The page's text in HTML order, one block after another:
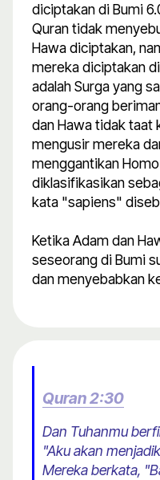
diciptakan di Bumi
Quran tidak
Hawa diciptakan,
mereka diciptakan
adalah Surga yang
orang-orang
dan Hawa tidak taat
mengusir mereka
menggantikan
diklasifikasikan
kata "sapiens"
Ketika Adam dan
seseorang di Bumi
dan menyebabkan
Quran 2:30
Dan Tuhanmu
"Aku akan
Mereka berkata,